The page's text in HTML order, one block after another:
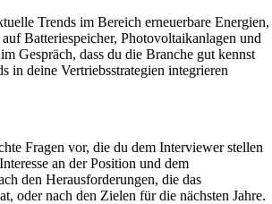
Trends im Bereich erneuerbare Energien,
Batteriespeicher, Photovoltaikanlagen und
Gespräch, dass du die Branche gut kennst
in deine Vertriebsstrategien integrieren
Fragen vor, die du dem Interviewer stellen
an der Position und dem
den Herausforderungen, die das
oder nach den Zielen für die nächsten Jahre.